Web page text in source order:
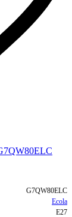
G7QW80ELC
Ecola
E27